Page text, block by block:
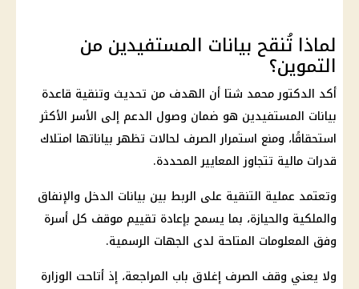
لماذا تُنقح بيانات المستفيدين من
التموين؟
أكد الدكتور محمد شتا أن الهدف من تحديث وتنقية قاعدة
بيانات المستفيدين هو ضمان وصول الدعم إلى الأسر الأكثر
استحقاقًا، ومنع استمرار الصرف لحالات تظهر بياناتها امتلاك
قدرات مالية تتجاوز المعايير المحددة.
وتعتمد عملية التنقية على الربط بين بيانات الدخل والإنفاق
والملكية والحيازة، بما يسمح بإعادة تقييم موقف كل أسرة
وفق المعلومات المتاحة لدى الجهات الرسمية.
ولا يعني وقف الصرف إغلاق باب المراجعة، إذ أتاحت الوزارة